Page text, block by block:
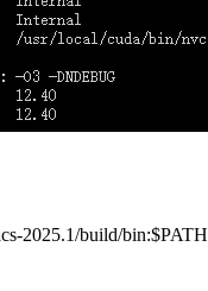
2025.1/build/bin:$PATH